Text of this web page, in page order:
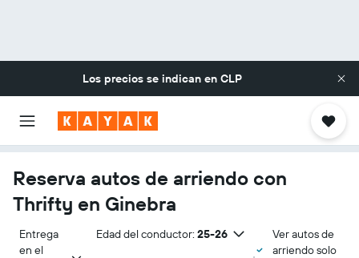
Los precios se indican en CLP
Reserva autos de arriendo con
Thrifty en Ginebra
Entrega
en el
Edad del conductor: 25-26
Ver autos de
arriendo solo